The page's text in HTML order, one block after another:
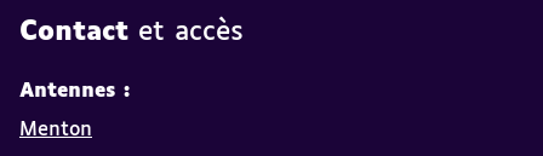
Contact et accès
Antennes :
Menton